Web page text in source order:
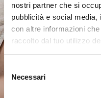
nostri partner che si
pubblicità e social media,
con altre informazioni
raccolto dal tuo utilizzo
delNecessari